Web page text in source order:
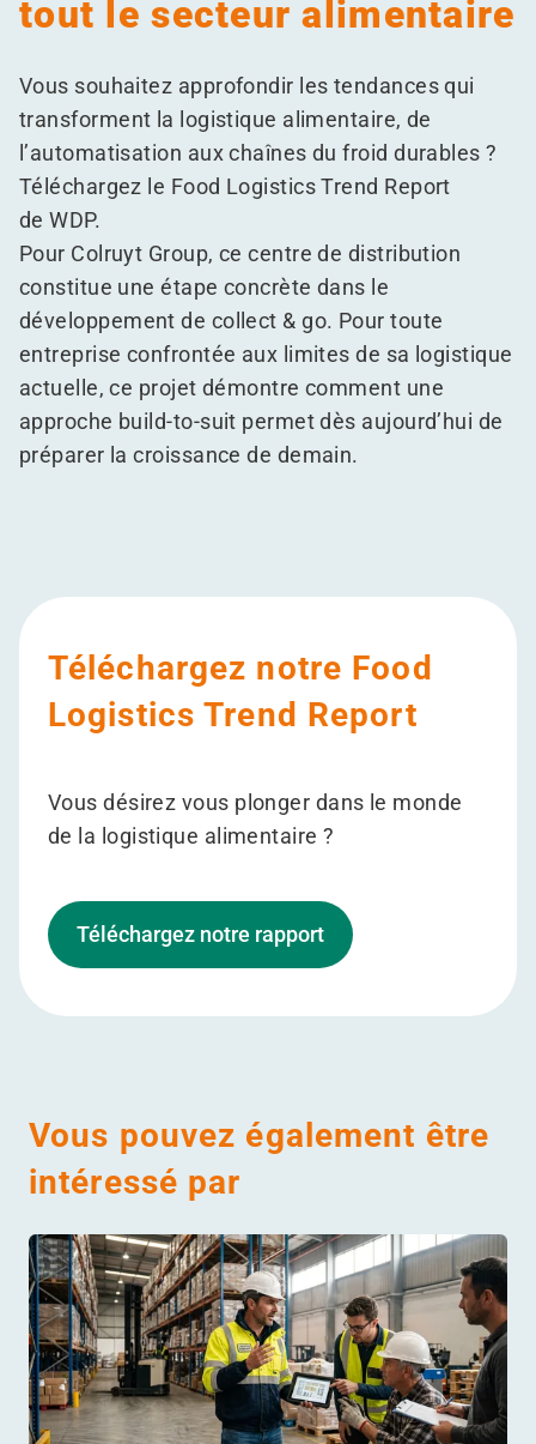
tout le secteur alimentaire
Vous souhaitez approfondir les tendances qui
transforment la logistique alimentaire, de
l’automatisation aux chaînes du froid durables ?
Téléchargez le Food Logistics Trend Report
de WDP.
Pour Colruyt Group, ce centre de distribution
constitue une étape concrète dans le
développement de collect & go. Pour toute
entreprise confrontée aux limites de sa logistique
actuelle, ce projet démontre comment une
approche build-to-suit permet dès aujourd’hui de
préparer la croissance de demain.
Téléchargez notre Food
Logistics Trend Report
Vous désirez vous plonger dans le monde
de la logistique alimentaire ?
Téléchargez notre rapport
Vous pouvez également être
intéressé par